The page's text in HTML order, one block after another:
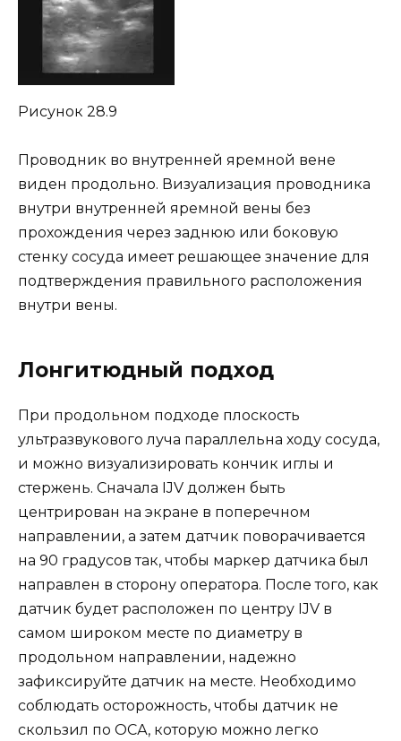
Рисунок 28.9
Проводник во внутренней яремной вене
виден продольно. Визуализация проводника
внутри внутренней яремной вены без
прохождения через заднюю или боковую
стенку сосуда имеет решающее значение для
подтверждения правильного расположения
внутри вены.
Лонгитюдный подход
При продольном подходе плоскость
ультразвукового луча параллельна ходу сосуда,
и можно визуализировать кончик иглы и
стержень. Сначала IJV должен быть
центрирован на экране в поперечном
направлении, а затем датчик поворачивается
на 90 градусов так, чтобы маркер датчика был
направлен в сторону оператора. После того, как
датчик будет расположен по центру IJV в
самом широком месте по диаметру в
продольном направлении, надежно
зафиксируйте датчик на месте. Необходимо
соблюдать осторожность, чтобы датчик не
скользил по ОСА, которую можно легко